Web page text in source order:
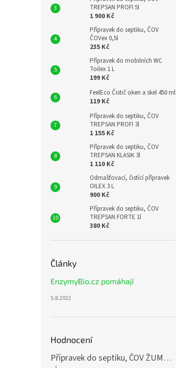
TREPSAN PROFI 5l
1 900 Kč
Přípravek do septiku, ČOV
ČOVex 0,5l
235 Kč
Přípravek do mobilních WC
Toilex 1 L
199 Kč
FeelEco Čistič oken a skel 450 ml
119 Kč
Přípravek do septiku, ČOV
TREPSAN PROFI 3l
1 155 Kč
Přípravek do septiku, ČOV
TREPSAN KLASIK 3l
1 110 Kč
Odmašťovací, čistící přípravek
OILEX 3 L
900 Kč
Přípravek do septiku, ČOV
TREPSAN FORTE 1l
380 Kč
Články
EnzymyBio.cz pomáhají
5.8.2022
Hodnocení
Přípravek do septiku, ČOV ŽUMPEX START 3x250ml